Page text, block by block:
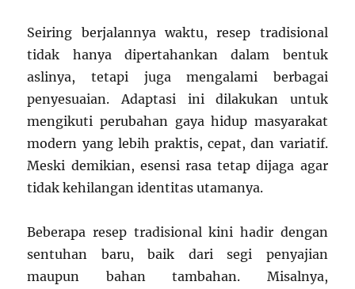
Seiring berjalannya waktu, resep tradisional
tidak hanya dipertahankan dalam bentuk
aslinya, tetapi juga mengalami berbagai
penyesuaian. Adaptasi ini dilakukan untuk
mengikuti perubahan gaya hidup masyarakat
modern yang lebih praktis, cepat, dan variatif.
Meski demikian, esensi rasa tetap dijaga agar
tidak kehilangan identitas utamanya.
Beberapa resep tradisional kini hadir dengan
sentuhan baru, baik dari segi penyajian
maupun bahan tambahan. Misalnya,